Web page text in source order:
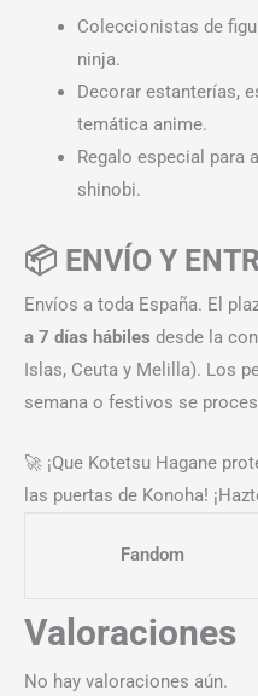
Coleccionistas de
ninja.
Decorar estanterías,
temática anime.
Regalo especial para
shinobi.
📦 ENVÍO Y
Envíos a toda España. El
a 7 días hábiles desde la
Islas, Ceuta y Melilla). Los
semana o festivos se
🚀 ¡Que Kotetsu Hagane
las puertas de Konoha!
Fandom
Valoraciones
No hay valoraciones aún.